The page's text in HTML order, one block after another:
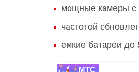
мощные камеры с
частотой
емкие батареи до
МТС